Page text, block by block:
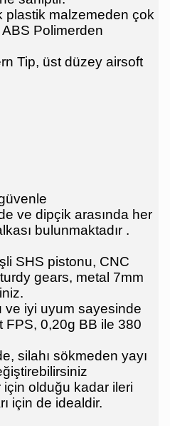
plastik malzemeden çok
ABS Polimerden
Tip, üst düzey airsoft
ve dipçik arasında her
bulunmaktadır .
SHS pistonu, CNC
gears, metal 7mm
ve iyi uyum sayesinde
FPS, 0,20g BB ile 380
silahı sökmeden yayı
olduğu kadar ileri
için de idealdir.